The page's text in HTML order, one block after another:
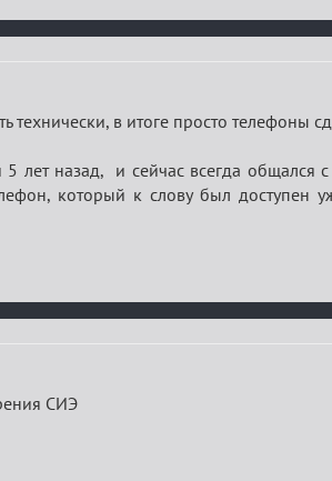
технически, в итоге просто телефоны
лет назад, и сейчас всегда общался
который к слову был доступен
СИЭ